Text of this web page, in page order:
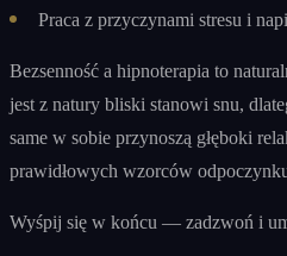
Praca z przyczynami stresu i
Bezsenność a hipnoterapia to
jest z natury bliski stanowi snu,
same w sobie przynoszą głęboki
prawidłowych wzorców
Wyśpij się w końcu — zadzwoń i